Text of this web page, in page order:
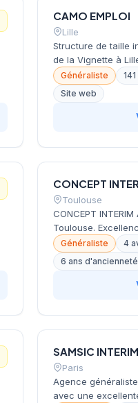
constitue un atout
la métropole varoise.
CAMO EMPLOI
Lille
Structure de taille
de la Vignette à
développe ses
ressources
cabinet bénéficie
de ses clients
Généraliste
Site web
CONCEPT
Toulouse
CONCEPT
Toulouse.
Généraliste 4
6 ans d'ancienneté
SAMSIC
Paris
Agence
avec une